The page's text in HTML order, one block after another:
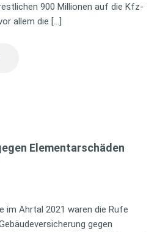
900 Millionen auf die Kfz-
allem die […]
Elementarschäden
im Ahrtal 2021 waren die Rufe
gegen